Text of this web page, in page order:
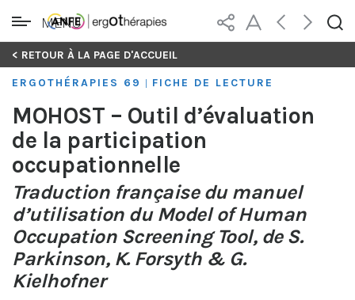
Skip
MENU
< RETOUR À LA PAGE D'ACCUEIL
ERGOTHÉRAPIES 69 FICHE DE LECTURE
MOHOST – Outil d’évaluation
de la participation
occupationnelle
Traduction française du manuel
d’utilisation du Model of Human
Occupation Screening Tool, de S.
Parkinson, K. Forsyth & G.
Kielhofner